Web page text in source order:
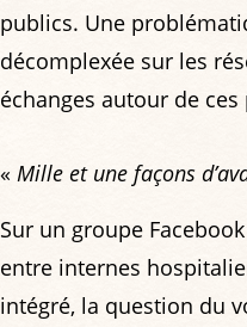
publics. Une
décomplexée sur les
échanges autour de
« Mille et une façons
Sur un groupe
entre internes
intégré, la question du